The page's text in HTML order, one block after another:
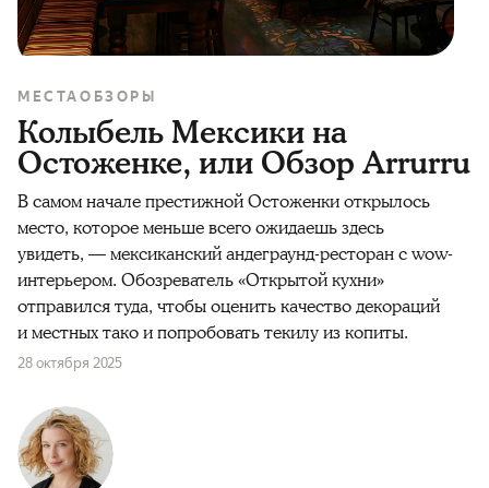
МЕСТА ОБЗОРЫ
Колыбель Мексики на
Остоженке, или Обзор Arrurru
В самом начале престижной Остоженки открылось
место, которое меньше всего ожидаешь здесь
увидеть, — мексиканский андеграунд-ресторан с wow-
интерьером. Обозреватель «Открытой кухни»
отправился туда, чтобы оценить качество декораций
и местных тако и попробовать текилу из копиты.
28 октября 2025